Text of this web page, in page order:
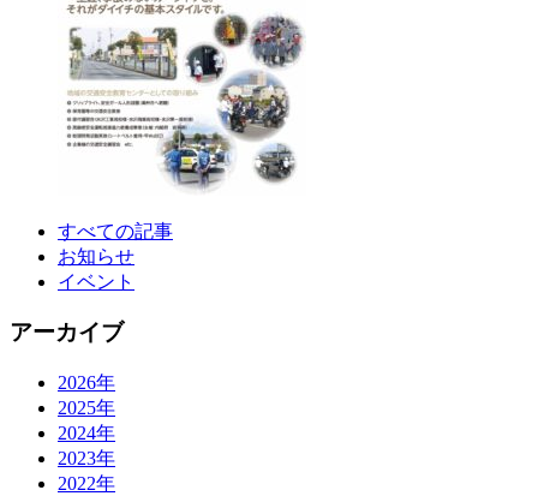
すべての記事
お知らせ
イベント
アーカイブ
2026年
2025年
2024年
2023年
2022年